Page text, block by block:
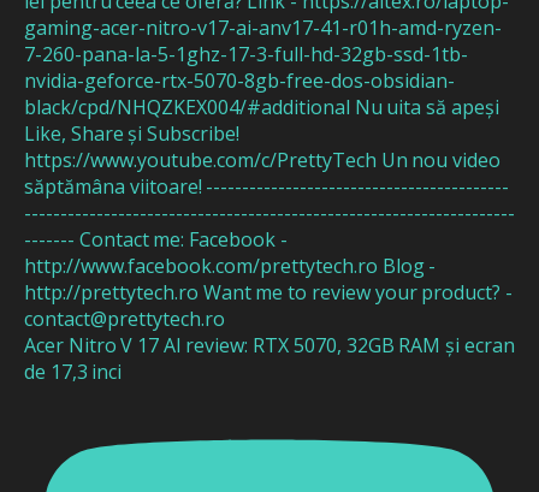
Acer Nitro V 17 AI review: RTX 5070, 32GB RAM și ecran
de 17,3 inci